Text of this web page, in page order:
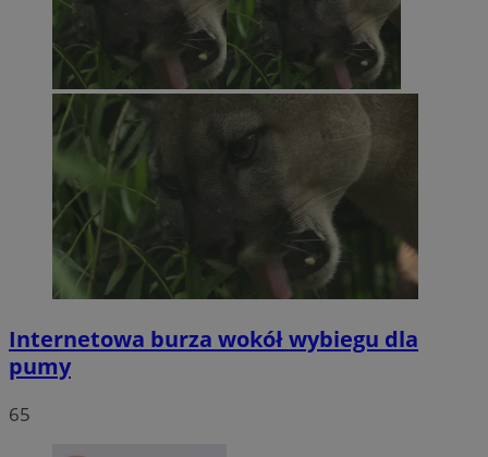
Internetowa burza wokół wybiegu dla
pumy
65